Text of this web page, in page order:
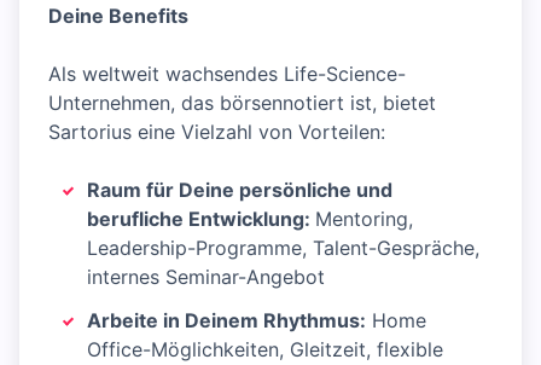
Deine Benefits
Als weltweit wachsendes Life-Science-
Unternehmen, das börsennotiert ist, bietet
Sartorius eine Vielzahl von Vorteilen:
Raum für Deine persönliche und
berufliche Entwicklung: Mentoring,
Leadership-Programme, Talent-Gespräche,
internes Seminar-Angebot
Arbeite in Deinem Rhythmus: Home
Office-Möglichkeiten, Gleitzeit, flexible